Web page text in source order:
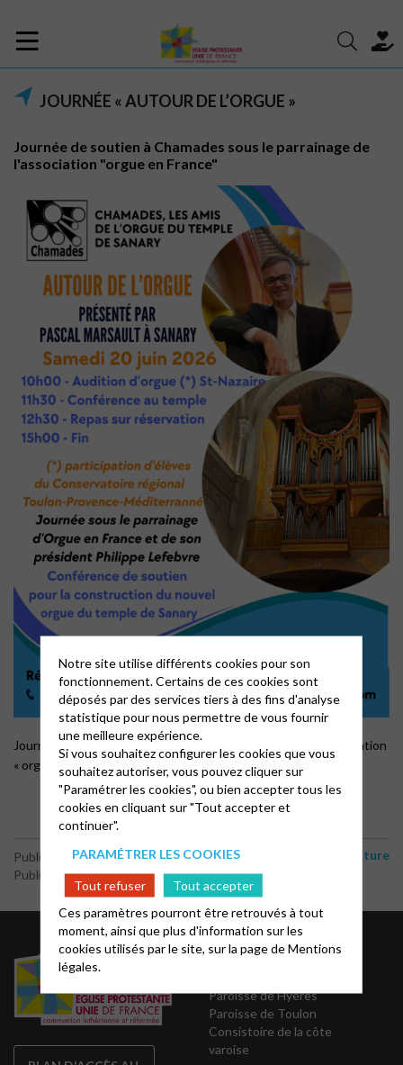
JOURNÉE « AUTOUR DE L’ORGUE »
Journée de soutien à Chamades sous le parrainage de
l'association "orgue en France"
Journée de soutien à Chamadessous le parrainage de l’association
« orgue en France »
Publié le 6 juin 2026
Publié par le webmaster
Musique et culture
EPU dans le Var
Paroisse de Hyères
Paroisse de Toulon
Consistoire de la côte
varoise
Notre site utilise différents cookies pour son
fonctionnement. Certains de ces cookies sont
déposés par des services tiers à des fins d'analyse
statistique pour nous permettre de vous fournir
une meilleure expérience.
Si vous souhaitez configurer les cookies que vous
souhaitez autoriser, vous pouvez cliquer sur
"Paramétrer les cookies", ou bien accepter tous les
cookies en cliquant sur "Tout accepter et
continuer".
PARAMÉTRER LES COOKIES
Tout refuser
Tout accepter
Ces paramètres pourront être retrouvés à tout
moment, ainsi que plus d'information sur les
cookies utilisés par le site, sur la page deMentions
légales.